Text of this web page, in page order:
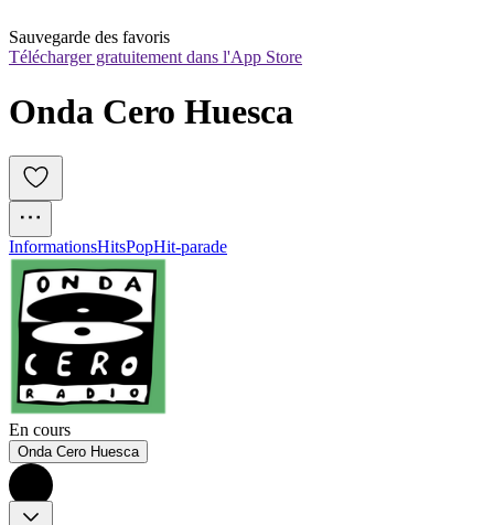
Sauvegarde des favoris
Télécharger gratuitement dans l'App Store
Onda Cero Huesca
InformationsHitsPopHit-parade
En cours
Onda Cero Huesca